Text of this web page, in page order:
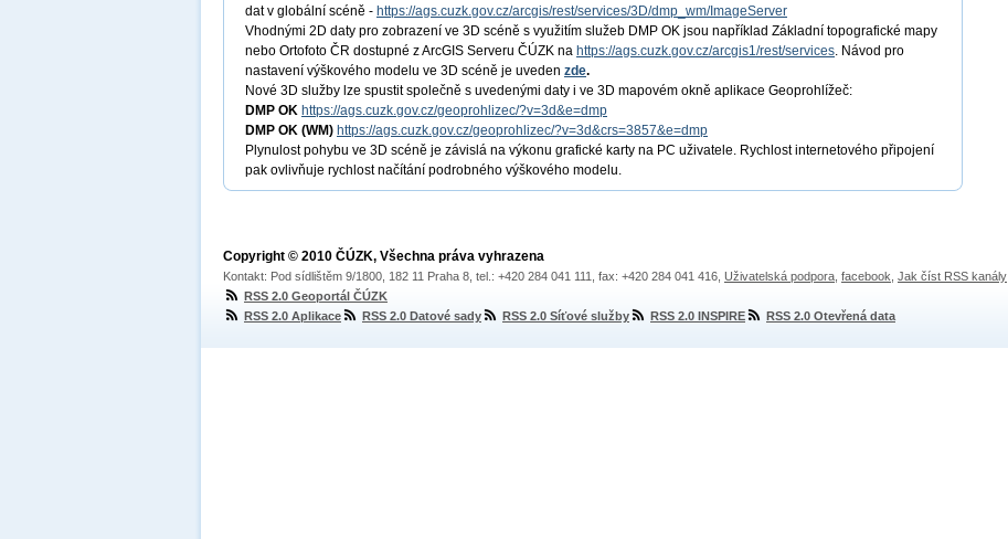
dat v globální scéně - https://ags.cuzk.gov.cz/arcgis/rest/services/3D/dmp_wm/ImageServer
Vhodnými 2D daty pro zobrazení ve 3D scéně s využitím služeb DMP OK jsou například Základní topografické mapy
nebo Ortofoto ČR dostupné z ArcGIS Serveru ČÚZK na https://ags.cuzk.gov.cz/arcgis1/rest/services. Návod pro
nastavení výškového modelu ve 3D scéně je uveden zde.
Nové 3D služby lze spustit společně s uvedenými daty i ve 3D mapovém okně aplikace Geoprohlížeč:
DMP OK https://ags.cuzk.gov.cz/geoprohlizec/?v=3d&e=dmp
DMP OK (WM) https://ags.cuzk.gov.cz/geoprohlizec/?v=3d&crs=3857&e=dmp
Plynulost pohybu ve 3D scéně je závislá na výkonu grafické karty na PC uživatele. Rychlost internetového připojení
pak ovlivňuje rychlost načítání podrobného výškového modelu.
Copyright © 2010 ČÚZK, Všechna práva vyhrazena
Kontakt: Pod sídlištěm 9/1800, 182 11 Praha 8, tel.: +420 284 041 111, fax: +420 284 041 416, Uživatelská podpora facebook Jak číst RSS kanály
RSS 2.0 Geoportál ČÚZK
RSS 2.0 Aplikace
RSS 2.0 Datové sady RSS 2.0 Síťové služby RSS 2.0 INSPIRE RSS 2.0 Otevřená data